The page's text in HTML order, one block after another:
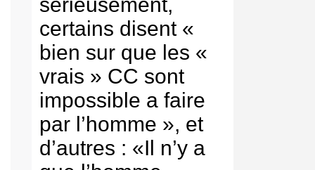
certains disent «
bien sur que les «
vrais » CC sont
impossible a faire
par l’homme », et
d’autres : «Il n’y a